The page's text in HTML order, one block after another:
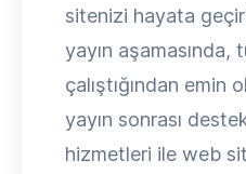
sitenizi hayata
yayın aşamasında,
çalıştığından emin
yayın sonrası
hizmetleri ile web